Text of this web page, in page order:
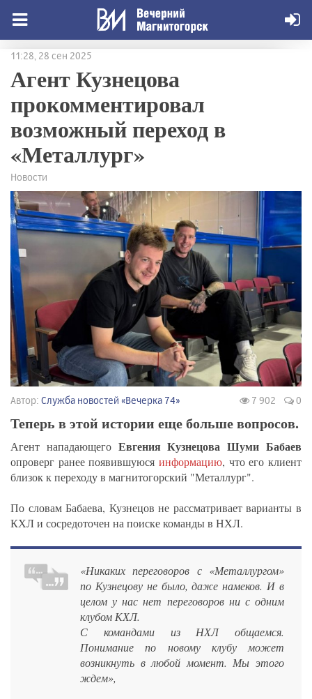
11:28, 28 сен 2025
Агент Кузнецова
прокомментировал
возможный переход в
«Металлург»
Новости
Автор: Служба новостей «Вечерка 74» 7 902 0
Теперь в этой истории еще больше вопросов.
Агент нападающего Евгения Кузнецова Шуми Бабаев
опроверг ранее появившуюся информацию, что его клиент
близок к переходу в магнитогорский "Металлург".
По словам Бабаева, Кузнецов не рассматривает варианты в
КХЛ и сосредоточен на поиске команды в НХЛ.
«Никаких переговоров с «Металлургом»
по Кузнецову не было, даже намеков. И в
целом у нас нет переговоров ни с одним
клубом КХЛ.
С командами из НХЛ общаемся.
Понимание по новому клубу может
возникнуть в любой момент. Мы этого
ждем»,